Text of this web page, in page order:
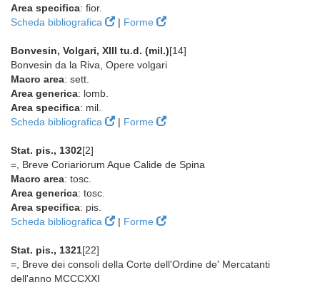
Area specifica: fior.
Scheda bibliografica
| Forme
Bonvesin, Volgari, XIII tu.d. (mil.)[14]
Bonvesin da la Riva, Opere volgari
Macro area: sett.
Area generica: lomb.
Area specifica: mil.
Scheda bibliografica
| Forme
Stat. pis., 1302[2]
=, Breve Coriariorum Aque Calide de Spina
Macro area: tosc.
Area generica: tosc.
Area specifica: pis.
Scheda bibliografica
| Forme
Stat. pis., 1321[22]
=, Breve dei consoli della Corte dell'Ordine de' Mercatanti
dell'anno MCCCXXI